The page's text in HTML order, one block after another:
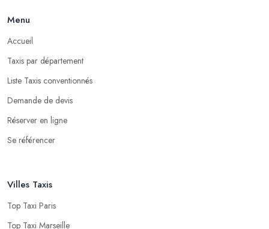
Menu
Accueil
Taxis par département
Liste Taxis conventionnés
Demande de devis
Réserver en ligne
Se référencer
Villes Taxis
Top Taxi Paris
Top Taxi Marseille